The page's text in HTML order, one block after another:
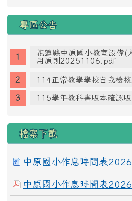
專區公告
花蓮縣中原國小教室設備(
用原則20251106.pdf
114正常教學學校自我檢
115學年教科書版本確認
檔案下載
中原國小作息時間表
中原國小作息時間表